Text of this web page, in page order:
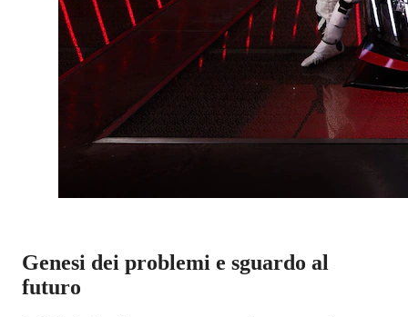
Genesi dei problemi e sguardo al
futuro